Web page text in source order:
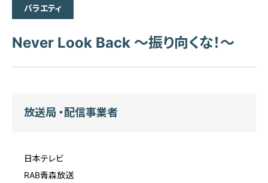
バラエティ
Never Look Back ～振り向くな！～
放送局 ・配信事業者
日本テレビ
RAB青森放送